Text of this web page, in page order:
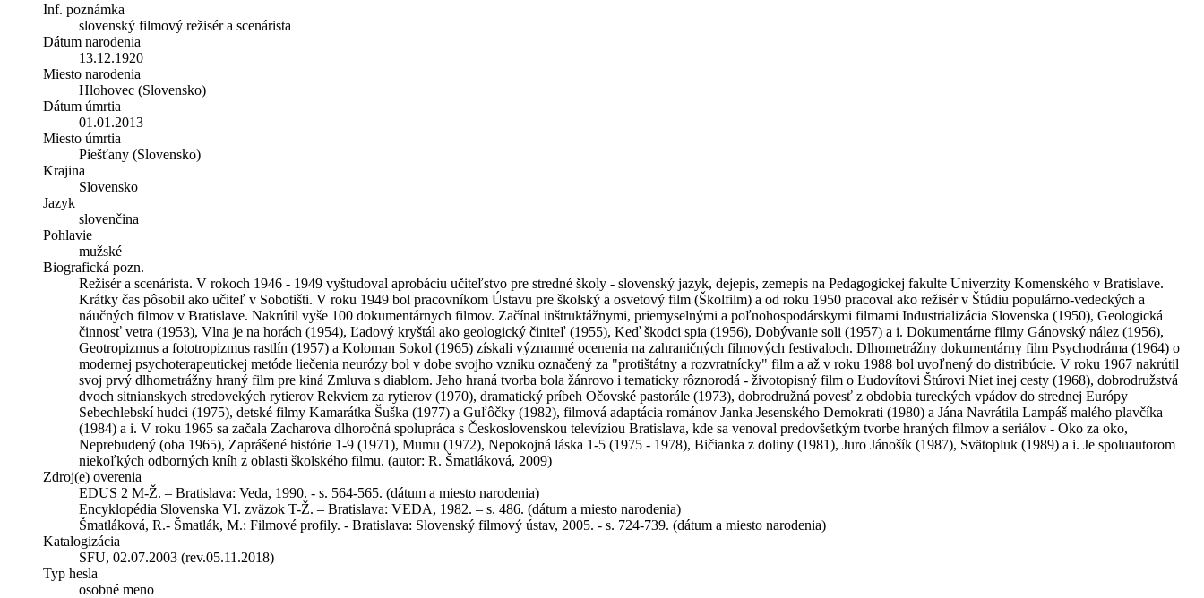
Inf. poznámka
slovenský filmový režisér a scenárista
Dátum narodenia
13.12.1920
Miesto narodenia
Hlohovec (Slovensko)
Dátum úmrtia
01.01.2013
Miesto úmrtia
Piešťany (Slovensko)
Krajina
Slovensko
Jazyk
slovenčina
Pohlavie
mužské
Biografická pozn.
Režisér a scenárista. V rokoch 1946 - 1949 vyštudoval aprobáciu učiteľstvo pre stredné školy - slovenský jazyk, dejepis, zemepis na Pedagogickej fakulte Univerzity Komenského v Bratislave.
Krátky čas pôsobil ako učiteľ v Sobotišti. V roku 1949 bol pracovníkom Ústavu pre školský a osvetový film (Školfilm) a od roku 1950 pracoval ako režisér v Štúdiu populárno-vedeckých a
náučných filmov v Bratislave. Nakrútil vyše 100 dokumentárnych filmov. Začínal inštruktážnymi, priemyselnými a poľnohospodárskymi filmami Industrializácia Slovenska (1950), Geologická
činnosť vetra (1953), Vlna je na horách (1954), Ľadový kryštál ako geologický činiteľ (1955), Keď škodci spia (1956), Dobývanie soli (1957) a i. Dokumentárne filmy Gánovský nález (1956),
Geotropizmus a fototropizmus rastlín (1957) a Koloman Sokol (1965) získali významné ocenenia na zahraničných filmových festivaloch. Dlhometrážny dokumentárny film Psychodráma (1964) o
modernej psychoterapeutickej metóde liečenia neurózy bol v dobe svojho vzniku označený za "protištátny a rozvratnícky" film a až v roku 1988 bol uvoľnený do distribúcie. V roku 1967 nakrútil
svoj prvý dlhometrážny hraný film pre kiná Zmluva s diablom. Jeho hraná tvorba bola žánrovo i tematicky rôznorodá - životopisný film o Ľudovítovi Štúrovi Niet inej cesty (1968), dobrodružstvá
dvoch sitnianskych stredovekých rytierov Rekviem za rytierov (1970), dramatický príbeh Očovské pastorále (1973), dobrodružná povesť z obdobia tureckých vpádov do strednej Európy
Sebechlebskí hudci (1975), detské filmy Kamarátka Šuška (1977) a Guľôčky (1982), filmová adaptácia románov Janka Jesenského Demokrati (1980) a Jána Navrátila Lampáš malého plavčíka
(1984) a i. V roku 1965 sa začala Zacharova dlhoročná spolupráca s Československou televíziou Bratislava, kde sa venoval predovšetkým tvorbe hraných filmov a seriálov - Oko za oko,
Neprebudený (oba 1965), Zaprášené histórie 1-9 (1971), Mumu (1972), Nepokojná láska 1-5 (1975 - 1978), Bičianka z doliny (1981), Juro Jánošík (1987), Svätopluk (1989) a i. Je spoluautorom
niekoľkých odborných kníh z oblasti školského filmu. (autor: R. Šmatláková, 2009)
Zdroj(e) overenia
EDUS 2 M-Ž. – Bratislava: Veda, 1990. - s. 564-565. (dátum a miesto narodenia)
Encyklopédia Slovenska VI. zväzok T-Ž. – Bratislava: VEDA, 1982. – s. 486. (dátum a miesto narodenia)
Šmatláková, R.- Šmatlák, M.: Filmové profily. - Bratislava: Slovenský filmový ústav, 2005. - s. 724-739. (dátum a miesto narodenia)
Katalogizácia
SFU, 02.07.2003 (rev.05.11.2018)
Typ hesla
osobné meno